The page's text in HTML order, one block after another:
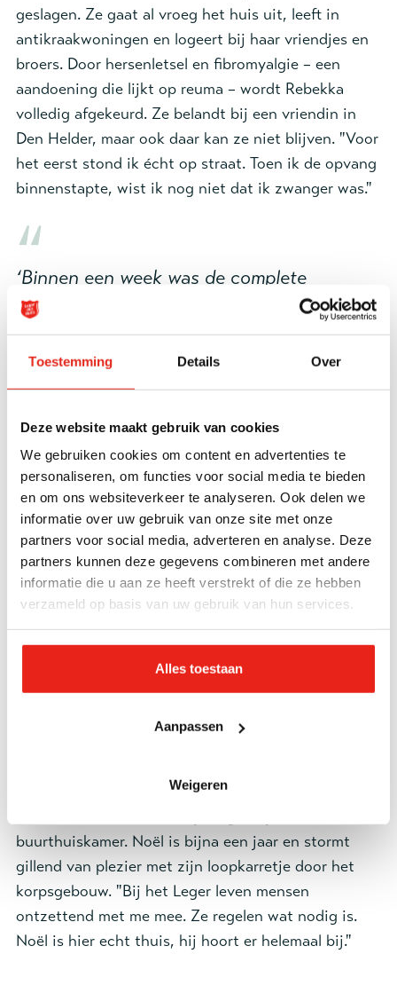
Toestemming Details Over
Deze website maakt gebruik van cookies
We gebruiken cookies om content en advertenties te
personaliseren, om functies voor social media te bieden
en om ons websiteverkeer te analyseren. Ook delen we
informatie over uw gebruik van onze site met onze
partners voor social media, adverteren en analyse. Deze
partners kunnen deze gegevens combineren met andere
informatie die u aan ze heeft verstrekt of die ze hebben
verzameld op basis van uw gebruik van hun services.
Alles toestaan
Aanpassen
Weigeren
geslagen. Ze gaat al vroeg het huis uit, leeft in
antikraakwoningen en logeert bij haar vriendjes en
broers. Door hersenletsel en fibromyalgie – een
aandoening die lijkt op reuma – wordt Rebekka
volledig afgekeurd. Ze belandt bij een vriendin in
Den Helder, maar ook daar kan ze niet blijven. "Voor
het eerst stond ik écht op straat. Toen ik de opvang
binnenstapte, wist ik nog niet dat ik zwanger was."
‘Binnen een week was de complete
babykamer geregeld’
Kerstkind
Rebekka vraagt niet gauw om hulp, maar nu moet
ze wel. Bij het
korpsgebouw in Den Helder
deed een oproep. Binnen een week was de complete
babykamer geregeld, tot luiers en knuffels aan toe.
Dat vergeet ik nooit meer. Met m’n dikke toeter
hielp ik met het optuigen van de kerstboom in de
buurthuiskamer." Op kerstavond wordt haar zoontje
Noël geboren. Kapitein Sandra deelt het goede
nieuws in de kerstnachtdienst, en gaat daarna in
een verlaten ziekenhuis op zoek naar het kerstkind.
De volgende dag mag Rebekka naar huis. "Het was
gek om Noël mee te nemen naar de
daklozenopvang. Dat is geen plek voor een baby."
Geloof is voor mij rust." Rebekka heeft inmiddels
buurthuiskamer. Noël is bijna een jaar en stormt
gillend van plezier met zijn loopkarretje door het
korpsgebouw. "Bij het Leger leven mensen
ontzettend met me mee. Ze regelen wat nodig is.
Noël is hier echt thuis, hij hoort er helemaal bij."